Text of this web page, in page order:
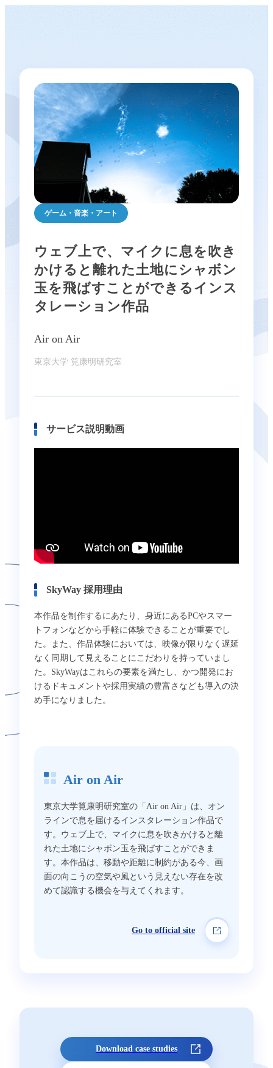
ゲーム・音楽・アート
ウェブ上で、マイクに息を吹き
かけると離れた土地にシャボン
玉を飛ばすことができるインス
タレーション作品
Air on Air
東京大学 筧康明研究室
サービス説明動画
SkyWay 採用理由
本作品を制作するにあたり、身近にあるPCやスマー
トフォンなどから手軽に体験できることが重要でし
た。また、作品体験においては、映像が限りなく遅延
なく同期して見えることにこだわりを持っていまし
た。SkyWayはこれらの要素を満たし、かつ開発にお
けるドキュメントや採用実績の豊富さなども導入の決
め手になりました。 ​​
Air on Air
東京大学筧康明研究室の「Air on Air」は、オン
ラインで息を届けるインスタレーション作品で
す。ウェブ上で、マイクに息を吹きかけると離
れた土地にシャボン玉を飛ばすことができま
す。本作品は、移動や距離に制約がある今、画
面の向こうの空気や風という見えない存在を改
めて認識する機会を与えてくれます。
Go to official site
Download case studies